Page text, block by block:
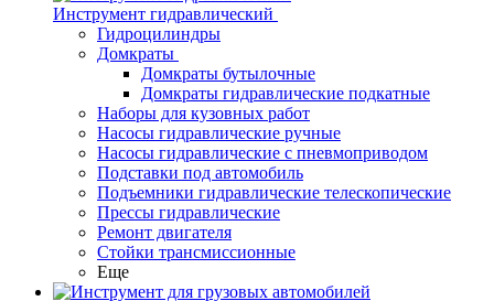
Инструмент гидравлический
Гидроцилиндры
Домкраты
Домкраты бутылочные
Домкраты гидравлические подкатные
Наборы для кузовных работ
Насосы гидравлические ручные
Насосы гидравлические с пневмоприводом
Подставки под автомобиль
Подъемники гидравлические телескопические
Прессы гидравлические
Ремонт двигателя
Стойки трансмиссионные
Еще